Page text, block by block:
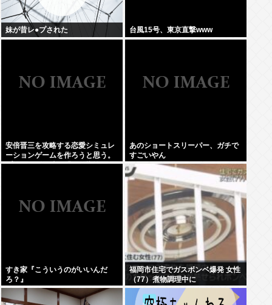
妹が昔レ●プされた 台風15号、東京直撃www
安倍晋三を攻略する恋愛シミュレ
ーションゲームを作ろうと思う。
プロポーズの時も「その指輪は何
あのショートスリーパー、ガチで
すごいやん
すき家『こういうのがいいんだ
ろ？』
福岡市住宅でガスボンベ爆発 女性
（77）煮物調理中に